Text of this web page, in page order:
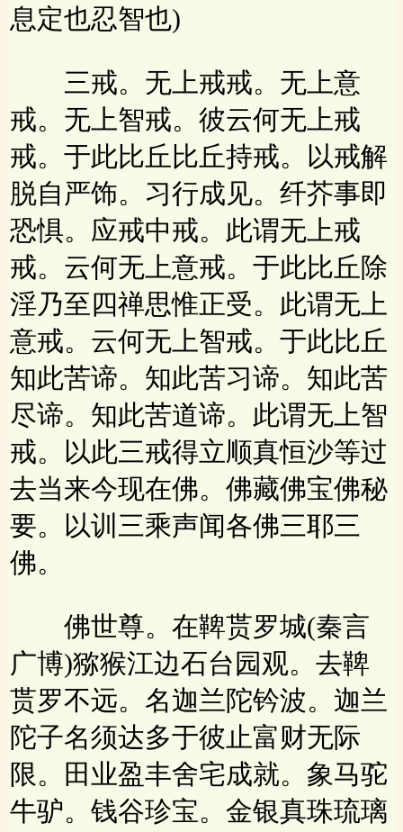
息定也忍智也)
三戒。无上戒戒。无上意
戒。无上智戒。彼云何无上戒
戒。于此比丘比丘持戒。以戒解
脱自严饰。习行成见。纤芥事即
恐惧。应戒中戒。此谓无上戒
戒。云何无上意戒。于此比丘除
淫乃至四禅思惟正受。此谓无上
意戒。云何无上智戒。于此比丘
知此苦谛。知此苦习谛。知此苦
尽谛。知此苦道谛。此谓无上智
戒。以此三戒得立顺真恒沙等过
去当来今现在佛。佛藏佛宝佛秘
要。以训三乘声闻各佛三耶三
佛。
佛世尊。在鞞贳罗城(秦言
广博)猕猴江边石台园观。去鞞
贳罗不远。名迦兰陀钤波。迦兰
陀子名须达多于彼止富财无际
限。田业盈丰舍宅成就。象马驼
牛驴。钱谷珍宝。金银真珠琉璃